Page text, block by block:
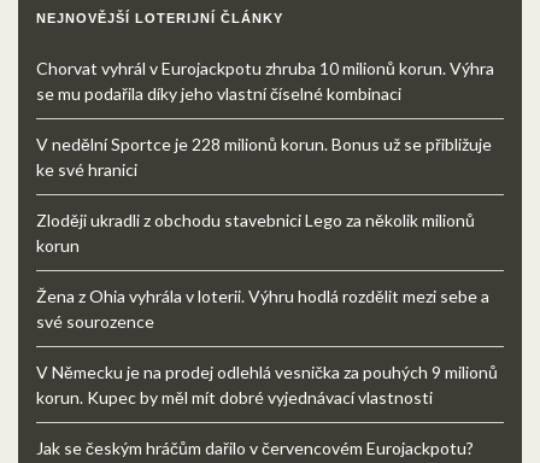
NEJNOVĚJŠÍ LOTERIJNÍ ČLÁNKY
Chorvat vyhrál v Eurojackpotu zhruba 10 milionů korun. Výhra
se mu podařila díky jeho vlastní číselné kombinaci
V nedělní Sportce je 228 milionů korun. Bonus už se přibližuje
ke své hranici
Zloději ukradli z obchodu stavebnici Lego za několik milionů
korun
Žena z Ohia vyhrála v loterii. Výhru hodlá rozdělit mezi sebe a
své sourozence
V Německu je na prodej odlehlá vesnička za pouhých 9 milionů
korun. Kupec by měl mít dobré vyjednávací vlastnosti
Jak se českým hráčům dařilo v červencovém Eurojackpotu?